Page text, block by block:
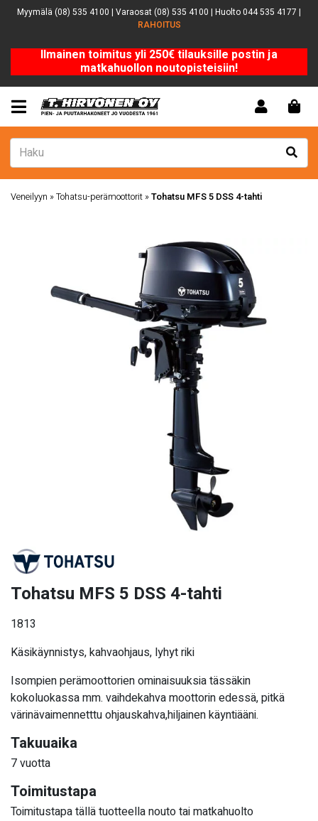
Myymälä (08) 535 4100 | Varaosat (08) 535 4100 | Huolto 044 535 4177 |
RAHOITUS
Ilmainen toimitus yli 250€ tilauksille postin ja
matkahuollon noutopisteisiin!
Veneilyyn »Tohatsu-perämoottorit »Tohatsu MFS 5 DSS 4-tahti
Tohatsu MFS 5 DSS 4-tahti
1813
Käsikäynnistys, kahvaohjaus, lyhyt riki
Isompien perämoottorien ominaisuuksia tässäkin
kokoluokassa mm. vaihdekahva moottorin edessä, pitkä
värinävaimennetttu ohjauskahva,hiljainen käyntiääni.
Takuuaika
7 vuotta
Toimitustapa
Toimitustapa tällä tuotteella nouto tai matkahuolto